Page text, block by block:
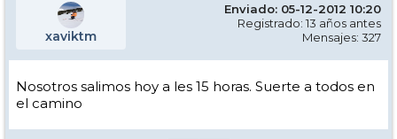
xaviktm
Enviado: 05-12-2012 10:20
Registrado: 13 años antes
Mensajes: 327
Nosotros salimos hoy a les 15 horas. Suerte a todos en
el camino